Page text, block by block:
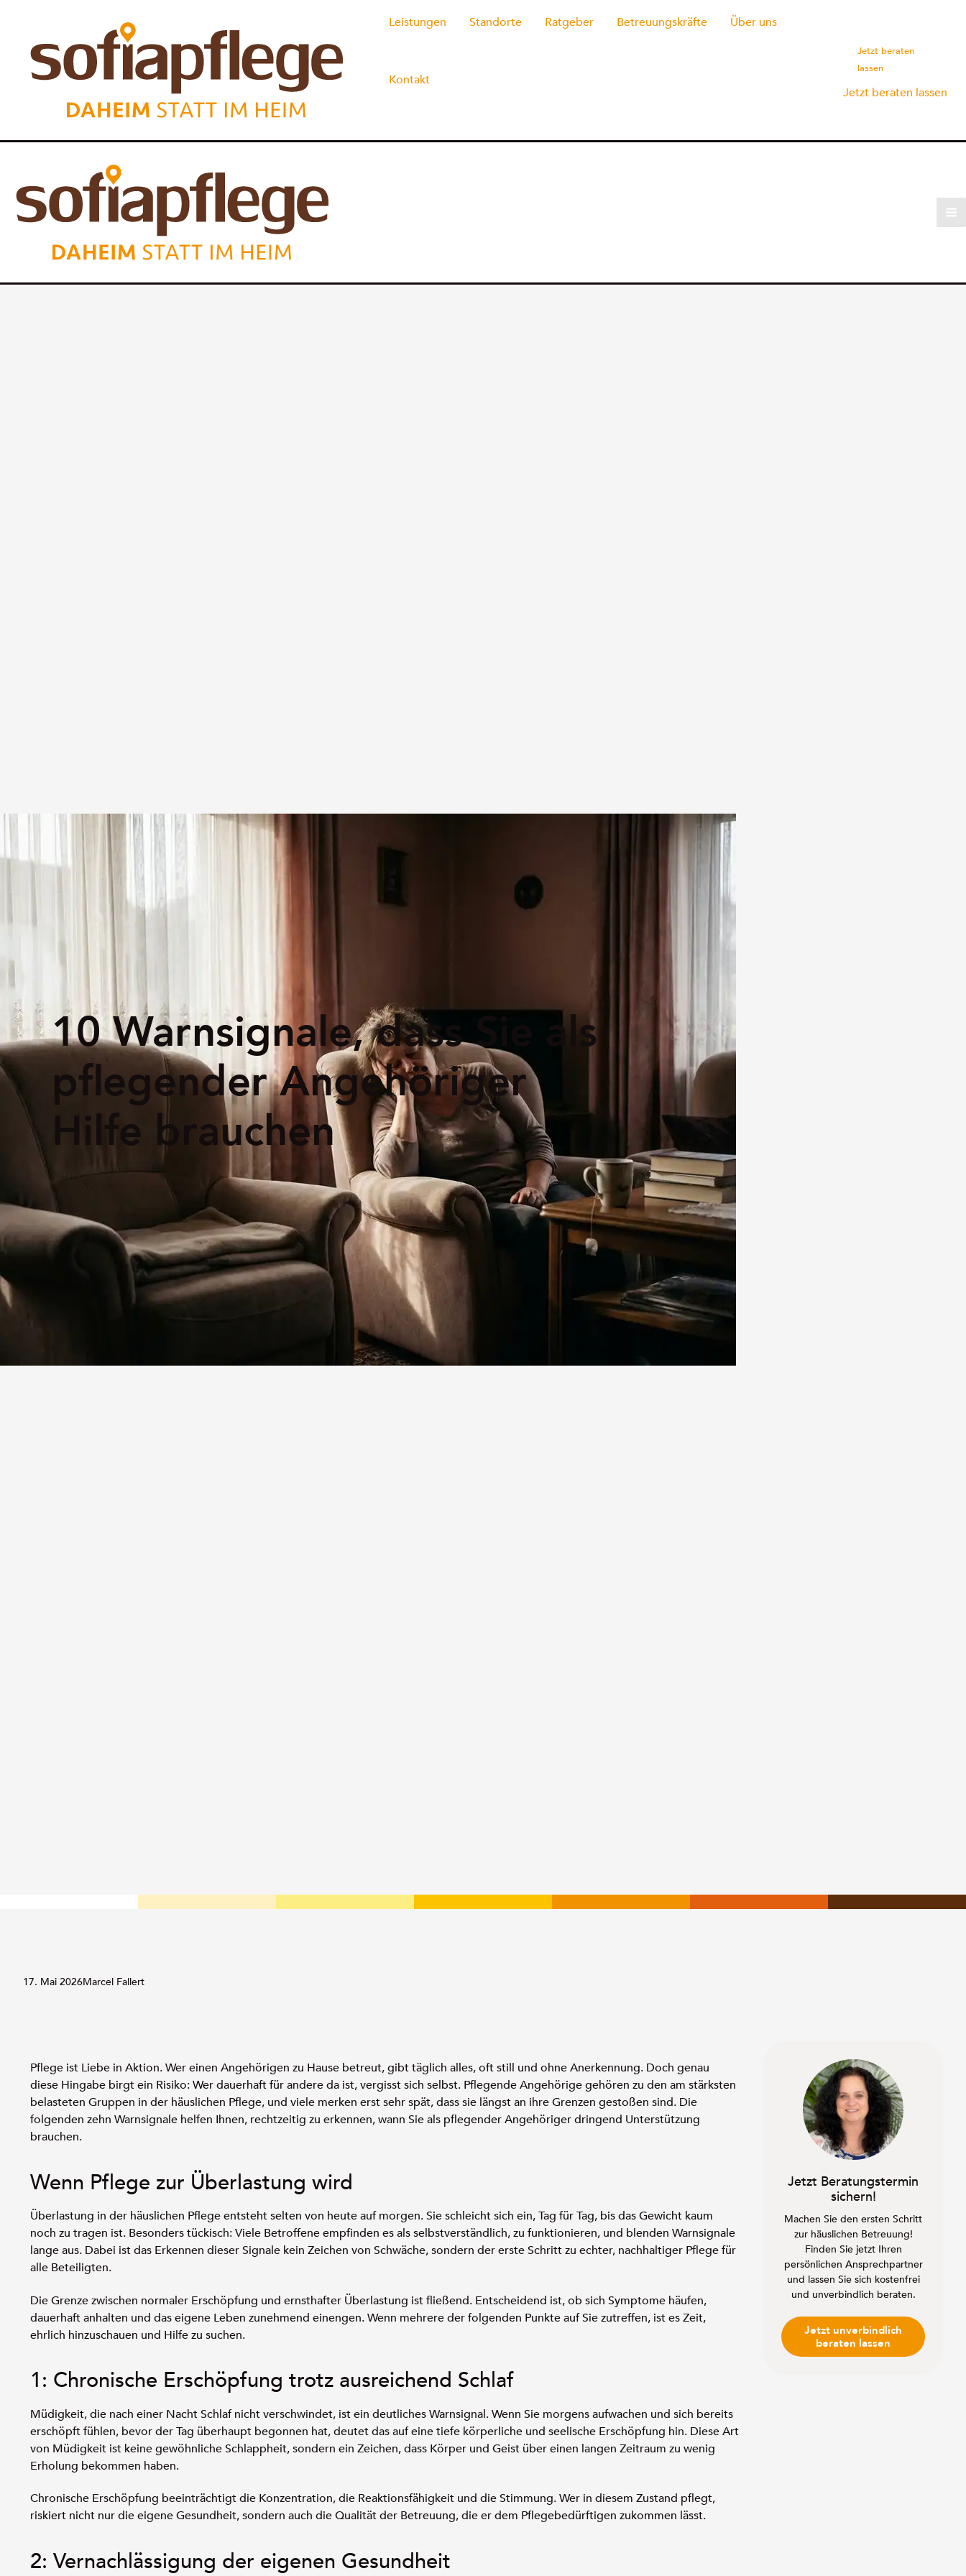
Leistungen Standorte Ratgeber Betreuungskräfte Über uns
Kontakt
Jetzt beraten
lassen
Jetzt beraten lassen
10 Warnsignale, dass Sie als
pflegender Angehöriger
Hilfe brauchen
17. Mai 2026Marcel Fallert
Pflege ist Liebe in Aktion. Wer einen Angehörigen zu Hause betreut, gibt täglich alles, oft still und ohne Anerkennung. Doch genau
diese Hingabe birgt ein Risiko: Wer dauerhaft für andere da ist, vergisst sich selbst. Pflegende Angehörige gehören zu den am stärksten
belasteten Gruppen in der häuslichen Pflege, und viele merken erst sehr spät, dass sie längst an ihre Grenzen gestoßen sind. Die
folgenden zehn Warnsignale helfen Ihnen, rechtzeitig zu erkennen, wann Sie als pflegender Angehöriger dringend Unterstützung
brauchen.
Wenn Pflege zur Überlastung wird
Überlastung in der häuslichen Pflege entsteht selten von heute auf morgen. Sie schleicht sich ein, Tag für Tag, bis das Gewicht kaum
noch zu tragen ist. Besonders tückisch: Viele Betroffene empfinden es als selbstverständlich, zu funktionieren, und blenden Warnsignale
lange aus. Dabei ist das Erkennen dieser Signale kein Zeichen von Schwäche, sondern der erste Schritt zu echter, nachhaltiger Pflege für
alle Beteiligten.
Die Grenze zwischen normaler Erschöpfung und ernsthafter Überlastung ist fließend. Entscheidend ist, ob sich Symptome häufen,
dauerhaft anhalten und das eigene Leben zunehmend einengen. Wenn mehrere der folgenden Punkte auf Sie zutreffen, ist es Zeit,
ehrlich hinzuschauen und Hilfe zu suchen.
1: Chronische Erschöpfung trotz ausreichend Schlaf
Müdigkeit, die nach einer Nacht Schlaf nicht verschwindet, ist ein deutliches Warnsignal. Wenn Sie morgens aufwachen und sich bereits
erschöpft fühlen, bevor der Tag überhaupt begonnen hat, deutet das auf eine tiefe körperliche und seelische Erschöpfung hin. Diese Art
von Müdigkeit ist keine gewöhnliche Schlappheit, sondern ein Zeichen, dass Körper und Geist über einen langen Zeitraum zu wenig
Erholung bekommen haben.
Chronische Erschöpfung beeinträchtigt die Konzentration, die Reaktionsfähigkeit und die Stimmung. Wer in diesem Zustand pflegt,
riskiert nicht nur die eigene Gesundheit, sondern auch die Qualität der Betreuung, die er dem Pflegebedürftigen zukommen lässt.
2: Vernachlässigung der eigenen Gesundheit
Jetzt Beratungstermin
sichern!
Machen Sie den ersten Schritt
zur häuslichen Betreuung!
Finden Sie jetzt Ihren
persönlichen Ansprechpartner
und lassen Sie sich kostenfrei
und unverbindlich beraten.
Jetzt unverbindlich
beraten lassen